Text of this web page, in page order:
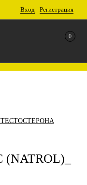
Вход Регистрация
0